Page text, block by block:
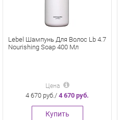
Lebel Шампунь Для Волос Lb 4.7
Nourishing Soap 400 Мл
Цена
4 670 руб./ 4 670 руб.
Купить